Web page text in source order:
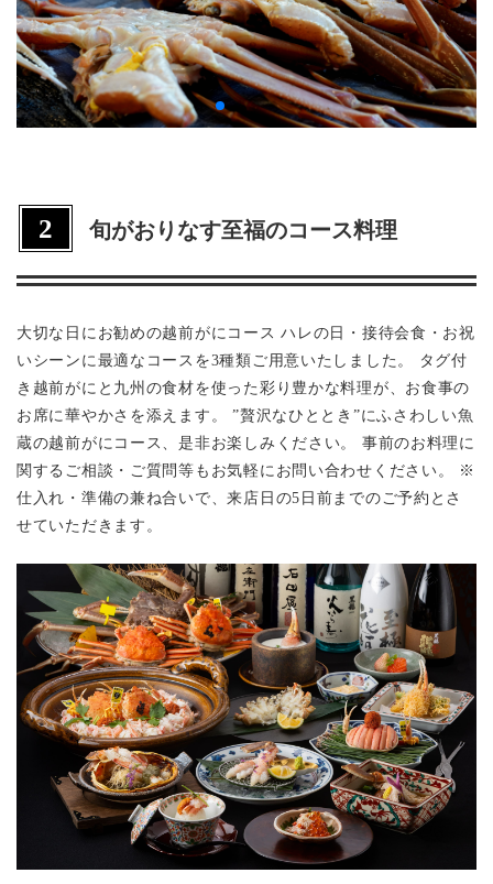
2 旬がおりなす至福のコース料理
大切な日にお勧めの越前がにコース ハレの日・接待会食・お祝
いシーンに最適なコースを3種類ご用意いたしました。 タグ付
き越前がにと九州の食材を使った彩り豊かな料理が、お食事の
お席に華やかさを添えます。 ”贅沢なひととき”にふさわしい魚
蔵の越前がにコース、是非お楽しみください。 事前のお料理に
関するご相談・ご質問等もお気軽にお問い合わせください。 ※
仕入れ・準備の兼ね合いで、来店日の5日前までのご予約とさ
せていただきます。